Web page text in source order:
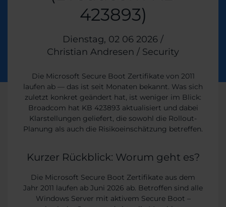
423893)
Veröffentlicht am
Dienstag, 02 06 2026 /
Christian Andresen / Themen:
Security
Die Microsoft Secure Boot Zertifikate von 2011
laufen ab — das ist seit Monaten bekannt. Was sich
zuletzt konkret geändert hat, ist weniger im Blick:
Broadcom hat KB 423893 aktualisiert und dabei
Klarstellungen geliefert, die sowohl die Rollout-
Planung als auch die Risikoeinschätzung betreffen.
Kurzer Rückblick: Worum geht es?
Die Microsoft Secure Boot Zertifikate aus dem
Jahr 2011 laufen ab Juni 2026 ab. Betroffen sind alle
Windows Server mit aktivem Secure Boot –